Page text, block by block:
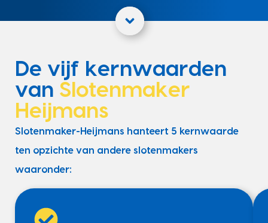
De vijf kernwaarden
van Slotenmaker
Heijmans
Slotenmaker-Heijmans hanteert 5 kernwaarde
ten opzichte van andere slotenmakers
waaronder: